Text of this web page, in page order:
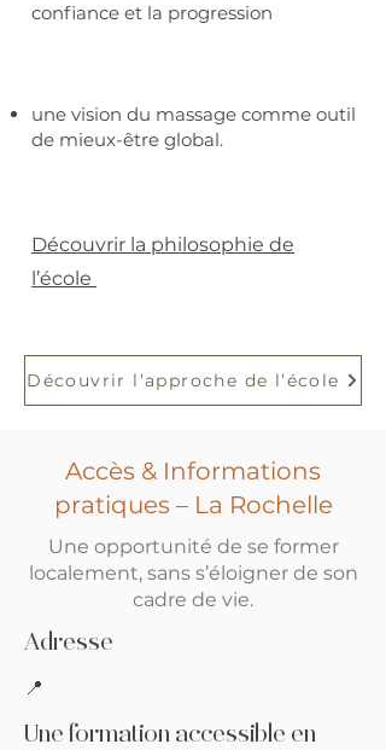
confiance et la progression
une vision du massage comme outil
de mieux-être global.
Découvrir la philosophie de
l’école
Découvrir l’approche de l’école
Accès & Informations
pratiques – La Rochelle
Une opportunité de se former
localement, sans s’éloigner de son
cadre de vie.
Adresse
📍
Une formation accessible en